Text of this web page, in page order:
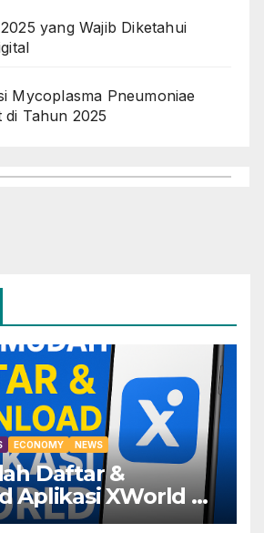
yang Wajib Diketahui
Mycoplasma Pneumoniae
Tahun 2025
ECONOMY NEWS
Daftar &
Aplikasi XWorld —
Keuntungannya